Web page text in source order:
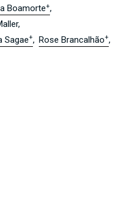
Boamorte+
Sagae+ Rose Brancalhão+